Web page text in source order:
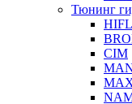
Тюнинг
CIM